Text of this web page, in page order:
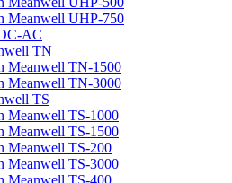
Meanwell UHP-750
AC
TN
Meanwell TN-1500
Meanwell TN-3000
TS
Meanwell TS-1000
Meanwell TS-1500
Meanwell TS-200
Meanwell TS-3000
Meanwell TS-400